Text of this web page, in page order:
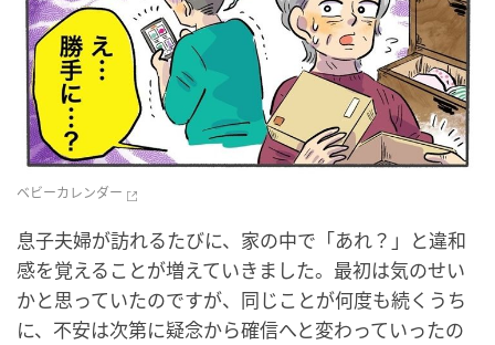
ベビーカレンダー
息子夫婦が訪れるたびに、家の中で「あれ？」と違和
感を覚えることが増えていきました。最初は気のせい
かと思っていたのですが、同じことが何度も続くうち
に、不安は次第に疑念から確信へと変わっていったの